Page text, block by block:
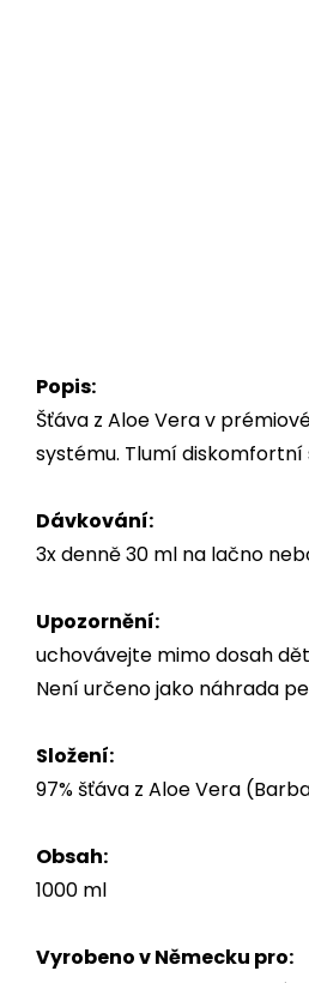
Popis:
Šťáva z Aloe Vera v
systému. Tlumí
Dávkování:
3x denně 30 ml na lačno
Upozornění:
uchovávejte mimo dosah
Není určeno jako náhrada
Složení:
97% šťáva z Aloe Vera
Obsah:
1000 ml
Vyrobeno v Německu pro: